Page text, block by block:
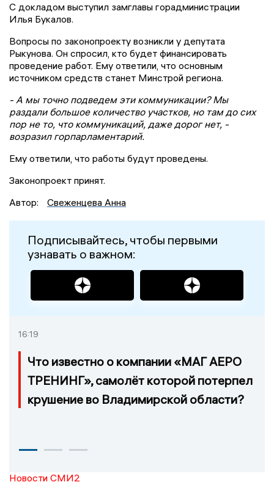
С докладом выступил замглавы горадминистрации
Илья Букалов.
Вопросы по законопроекту возникли у депутата
Рыкунова. Он спросил, кто будет финансировать
проведение работ. Ему ответили, что основным
источником средств станет Минстрой региона.
- А мы точно подведем эти коммуникации? Мы
раздали большое количество участков, но там до сих
пор не то, что коммуникаций, даже дорог нет, -
возразил горпарламентарий.
Ему ответили, что работы будут проведены.
Законопроект принят.
Автор:
Свеженцева Анна
Подписывайтесь, чтобы первыми
узнавать о важном:
16:19
Что известно о компании «МАГ АЕРО
ТРЕНИНГ», самолёт которой потерпел
крушение во Владимирской области?
Новости СМИ2